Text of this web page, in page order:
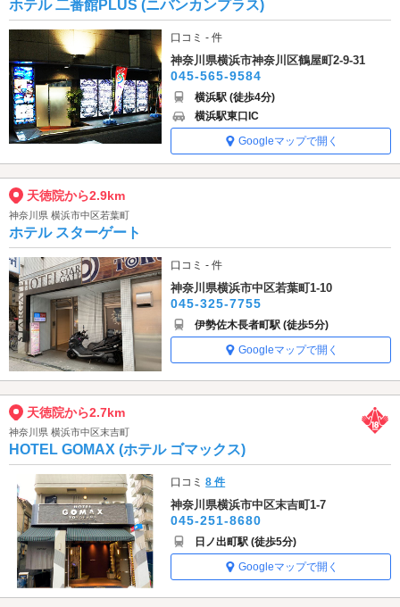
ホテル 二番館PLUS (ニバンカンプラス)
口コミ - 件
神奈川県横浜市神奈川区鶴屋町2-9-31
045-565-9584
横浜駅 (徒歩4分)
横浜駅東口IC
Googleマップで開く
天徳院から2.9km
神奈川県 横浜市中区若葉町
ホテル スターゲート
口コミ - 件
神奈川県横浜市中区若葉町1-10
045-325-7755
伊勢佐木長者町駅 (徒歩5分)
Googleマップで開く
天徳院から2.7km
神奈川県 横浜市中区末吉町
HOTEL GOMAX (ホテル ゴマックス)
口コミ8 件
神奈川県横浜市中区末吉町1-7
045-251-8680
日ノ出町駅 (徒歩5分)
Googleマップで開く